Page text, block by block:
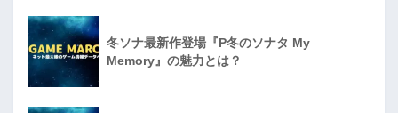
冬ソナ最新作登場『P冬のソナタ My
Memory』の魅力とは？